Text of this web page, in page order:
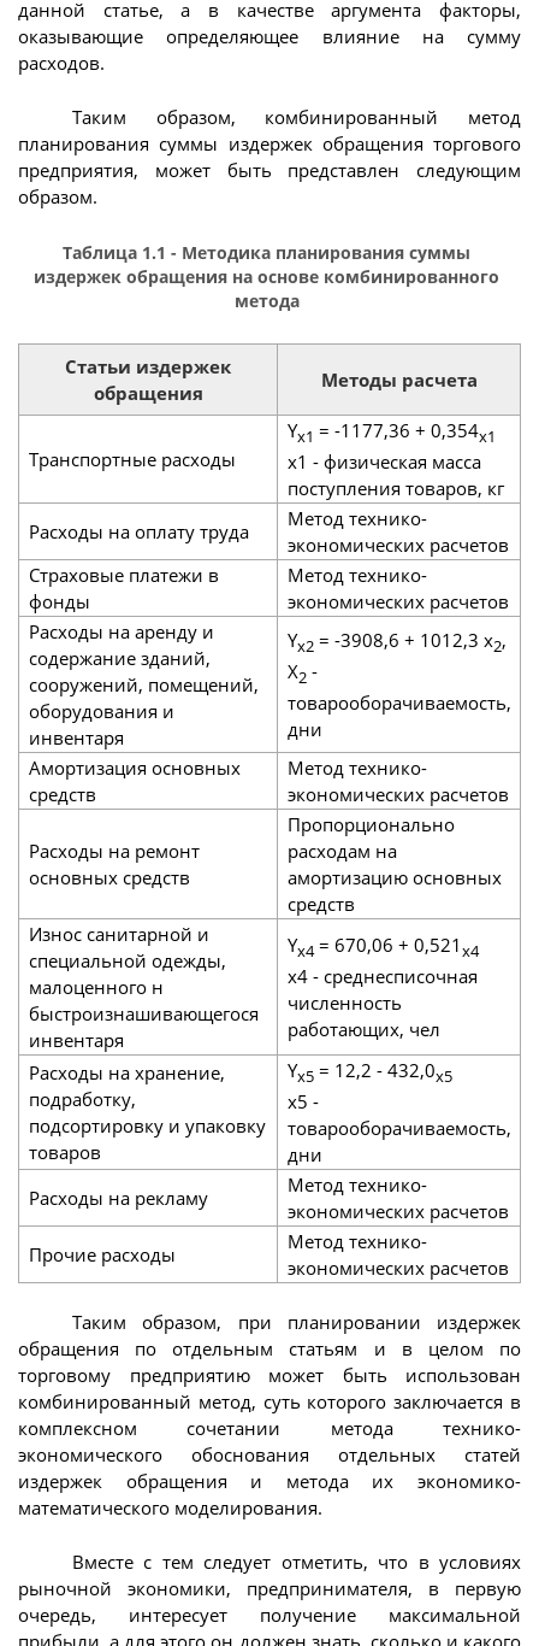
данной статье, а в качестве аргумента факторы,
оказывающие определяющее влияние на сумму
расходов.
Таким образом, комбинированный метод
планирования суммы издержек обращения торгового
предприятия, может быть представлен следующим
образом.
Таблица 1.1 - Методика планирования суммы
издержек обращения на основе комбинированного
метода
Статьи издержек
обращения
Методы расчета
Транспортные расходы
Yx1 = -1177,36 + 0,354x1
x1 - физическая масса
поступления товаров, кг
Расходы на оплату труда
Метод технико-
экономических расчетов
Страховые платежи в
фонды
Метод технико-
экономических расчетов
Расходы на аренду и
содержание зданий,
сооружений, помещений,
оборудования и
инвентаря
Yх2= -3908,6 + 1012,3 х2,
X2-
товарооборачиваемость,
дни
Амортизация основных
средств
Метод технико-
экономических расчетов
Расходы на ремонт
основных средств
Пропорционально
расходам на
амортизацию основных
средств
Износ санитарной и
специальной одежды,
малоценного н
быстроизнашивающегося
инвентаря
Yх4 = 670,06 + 0,521х4
х4 - среднесписочная
численность
работающих, чел
Расходы на хранение,
подработку,
подсортировку и упаковку
товаров
Yх5= 12,2 - 432,0х5
х5 -
товарооборачиваемость,
дни
Расходы на рекламу
Метод технико-
экономических расчетов
Прочие расходы
Метод технико-
экономических расчетов
Таким образом, при планировании издержек
обращения по отдельным статьям и в целом по
торговому предприятию может быть использован
комбинированный метод, суть которого заключается в
комплексном сочетании метода технико-
экономического обоснования отдельных статей
издержек обращения и метода их экономико-
математического моделирования.
Вместе с тем следует отметить, что в условиях
рыночной экономики, предпринимателя, в первую
очередь, интересует получение максимальной
прибыли, а для этого он должен знать, сколько и какого